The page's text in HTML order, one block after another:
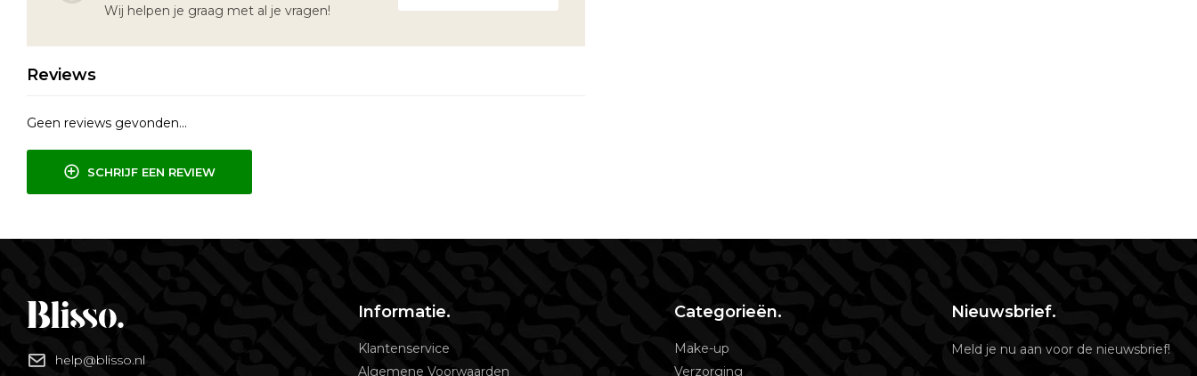
Wij helpen je graag met al je vragen!
Reviews
Geen reviews gevonden...
SCHRIJF EEN REVIEW
help@blisso.nl
Informatie.
Klantenservice
Algemene Voorwaarden
Categorieën.
Make-up
Verzorging
Nieuwsbrief.
Meld je nu aan voor de nieuwsbrief!